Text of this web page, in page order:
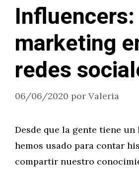
Influencers:
marketing
redes
06/06/2020 por Valeria
Desde que la gente tiene un
hemos usado para contar
compartir nuestro